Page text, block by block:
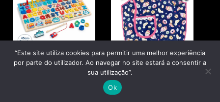
Kit Avental Touca E
Luva Tricoline
“Este site utiliza cookies para permitir uma melhor experiência
por parte do utilizador. Ao navegar no site estará a consentir a
sua utilização”.
Ok